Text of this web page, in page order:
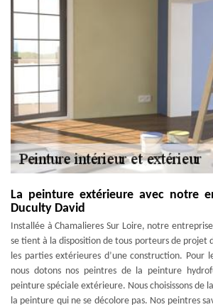
La peinture extérieure avec notre
Duculty David
Installée à Chamalieres Sur Loire, notre
se tient à la disposition de tous porteurs de projet
les parties extérieures d’une construction. Pour
nous dotons nos peintres de la peinture
peinture spéciale extérieure. Nous choisissons de
la peinture qui ne se décolore pas. Nos peintres